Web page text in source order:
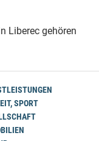
Liberec gehören
SPORT